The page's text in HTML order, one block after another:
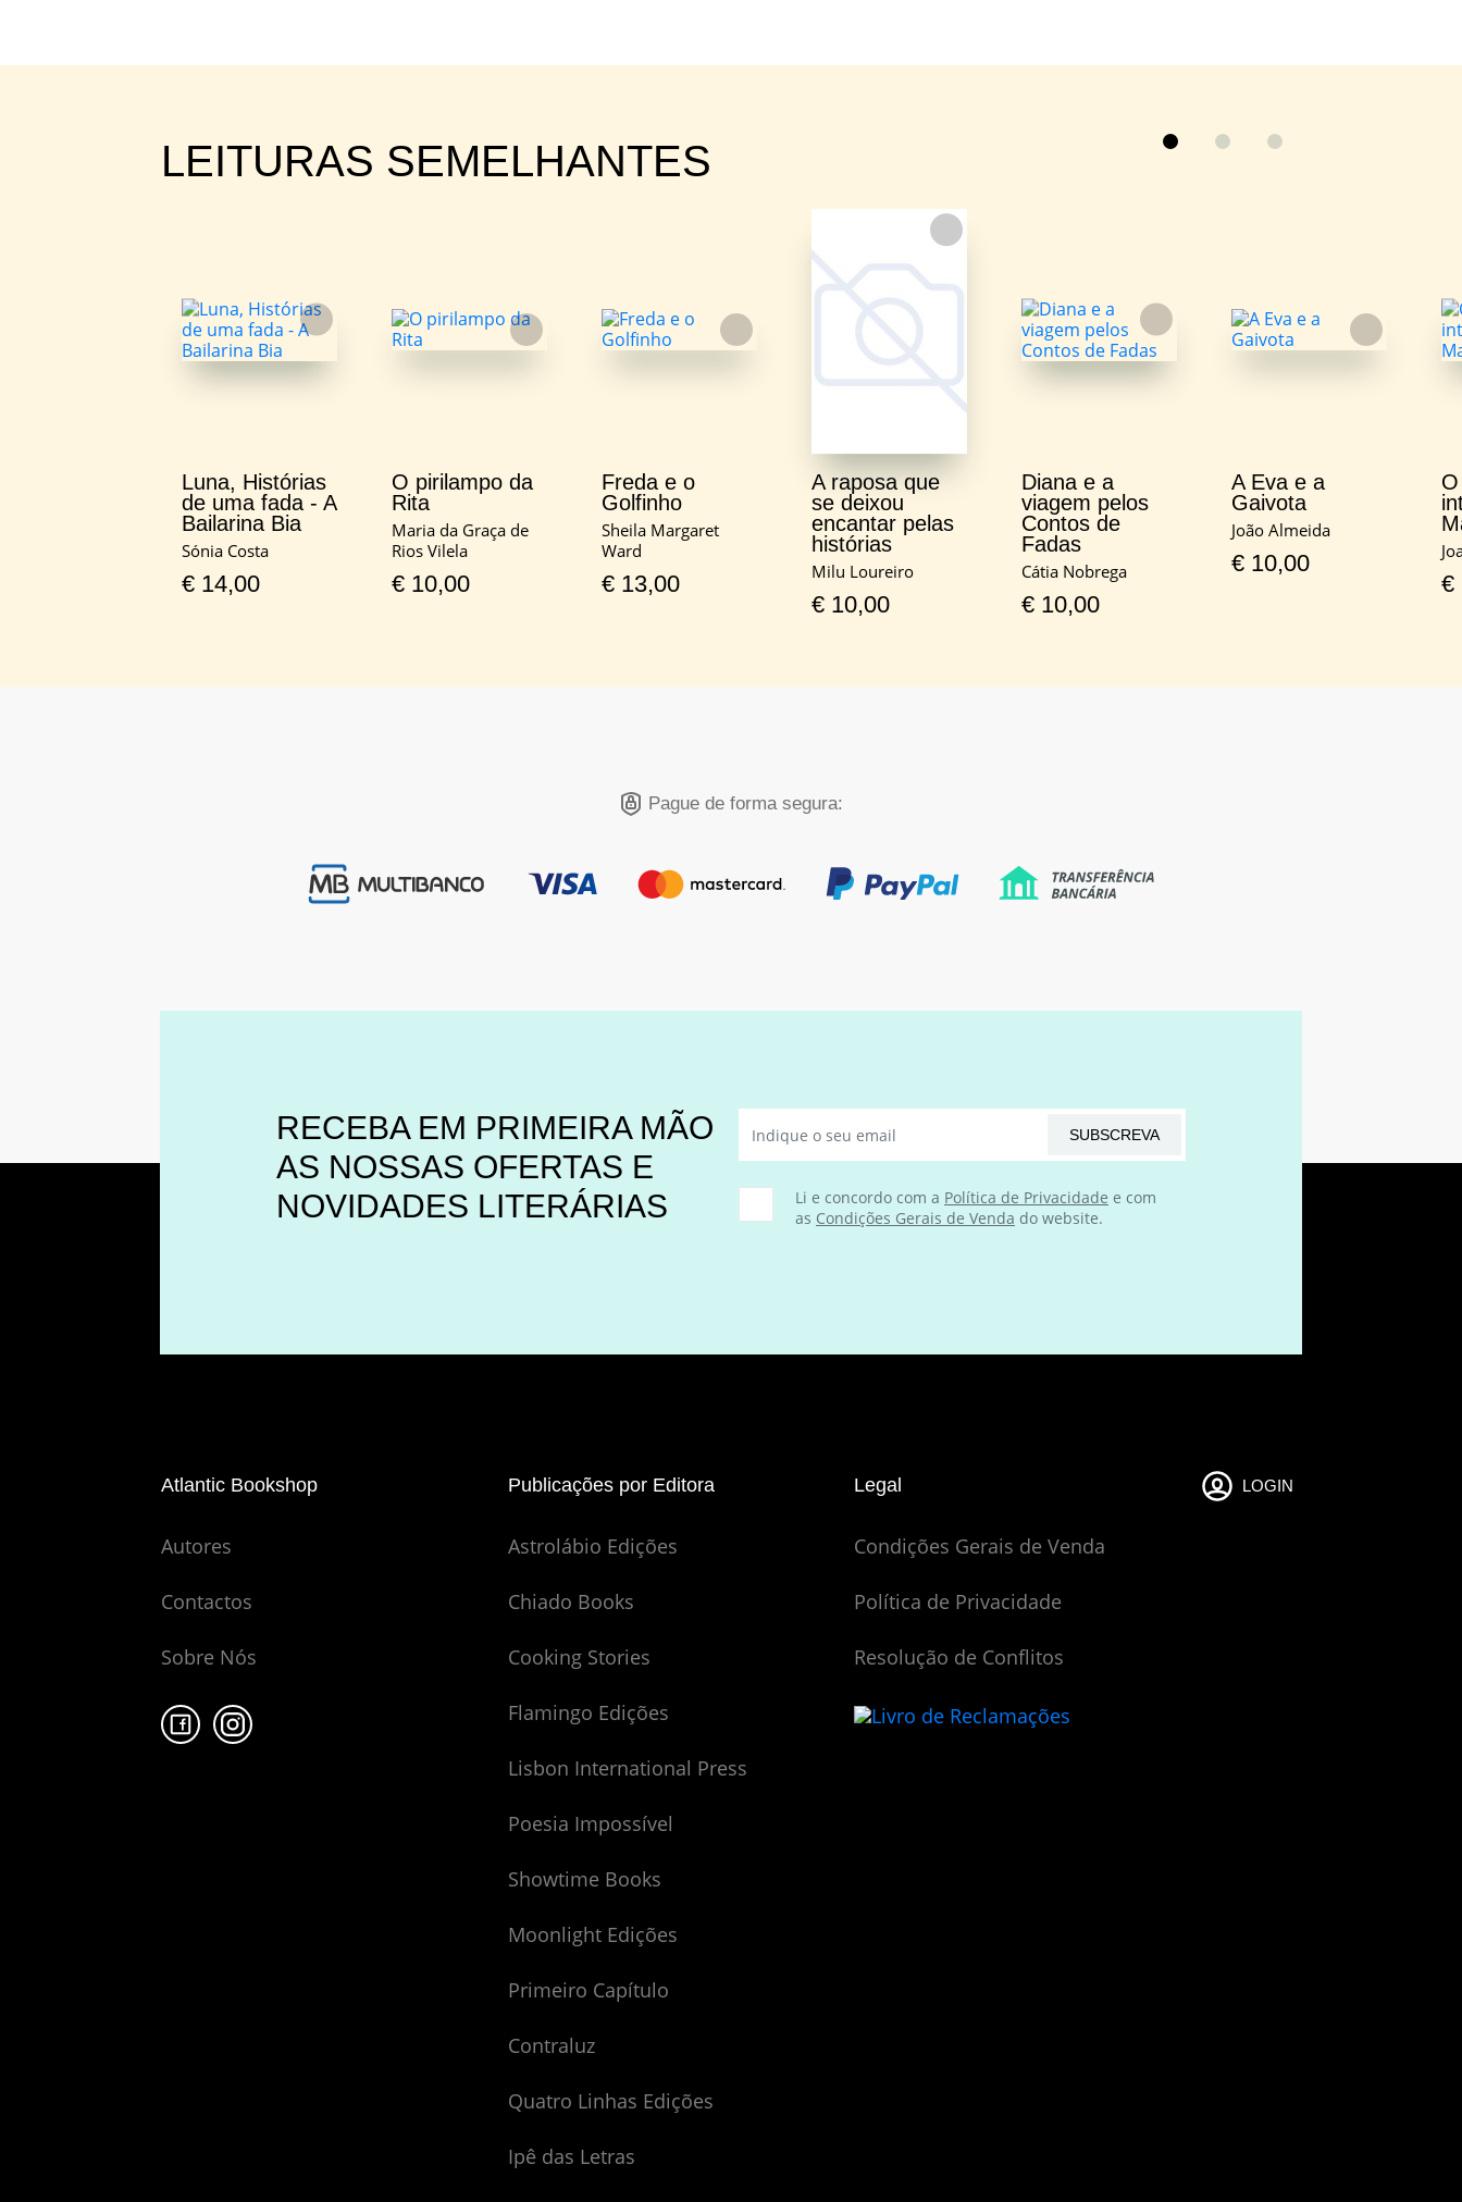
LEITURAS SEMELHANTES
FAVORITO
Luna, Histórias
de uma fada - A
Bailarina Bia
Sónia Costa
€14,00
FAVORITO
O pirilampo da
Rita
Maria da Graça de
Rios Vilela
€10,00
FAVORITO
Freda e o
Golfinho
Sheila Margaret
Ward
€13,00
FAVORITO
A raposa que
se deixou
encantar pelas
histórias
Milu Loureiro
€10,00
FAVORITO
Diana e a
viagem pelos
Contos de
Fadas
Cátia Nobrega
€10,00
FAVORITO
A Eva e a
Gaivota
João Almeida
€10,00
€
Pague de forma segura:
RECEBA EM PRIMEIRA MÃO
AS NOSSAS OFERTAS E
NOVIDADES LITERÁRIAS
SUBSCREVA
Li e concordo com a Política de Privacidade e com
as Condições Gerais de Venda do website.
LOGIN
Atlantic Bookshop
Autores
Contactos
Sobre Nós
Publicações por Editora
Astrolábio Edições
Chiado Books
Cooking Stories
Flamingo Edições
Lisbon International Press
Poesia Impossível
Showtime Books
Moonlight Edições
Primeiro Capítulo
Contraluz
Quatro Linhas Edições
Ipê das Letras
Legal
Condições Gerais de Venda
Política de Privacidade
Resolução de Conflitos